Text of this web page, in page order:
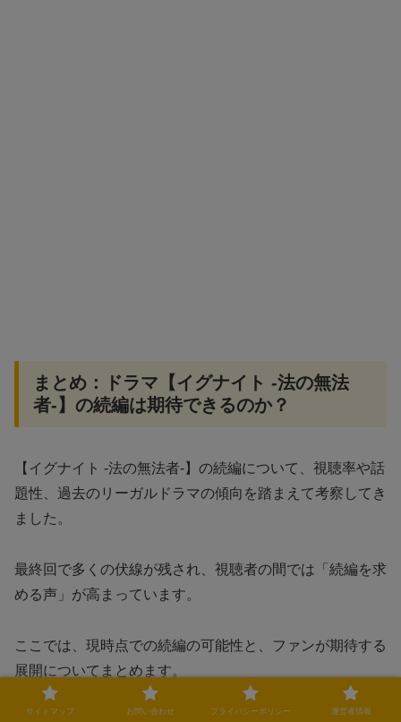
まとめ：ドラマ【イグナイト -法の無法
者-】の続編は期待できるのか？
【イグナイト -法の無法者-】の続編について、視聴率や話
題性、過去のリーガルドラマの傾向を踏まえて考察してき
ました。
最終回で多くの伏線が残され、視聴者の間では「続編を求
める声」が高まっています。
ここでは、現時点での続編の可能性と、ファンが期待する
展開についてまとめます。
サイトマップ お問い合わせ プライバシーポリシー 運営者情報